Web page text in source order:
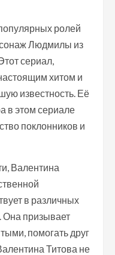
ролей
Людмилы из
сериал,
хитом и
известность. Её
в этом сериале
поклонников и
Валентина
в различных
Она призывает
помогать друг
Титова не